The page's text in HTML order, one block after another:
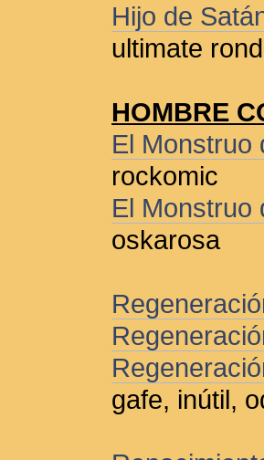
Hijo de
ultimate
HOMBRE
El Monstruo
rockomic
El Monstruo
oskarosa
gafe, inútil,